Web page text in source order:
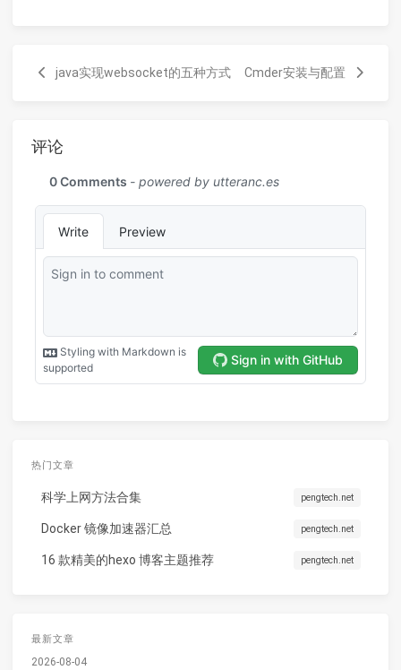
java实现websocket的五种方式 Cmder安装与配置
评论
热门文章
科学上网方法合集 pengtech.net
Docker 镜像加速器汇总 pengtech.net
16 款精美的hexo 博客主题推荐 pengtech.net
最新文章
2026-08-04